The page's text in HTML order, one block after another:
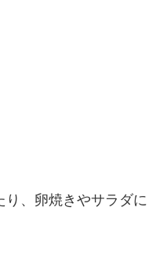
、卵焼きやサラダに